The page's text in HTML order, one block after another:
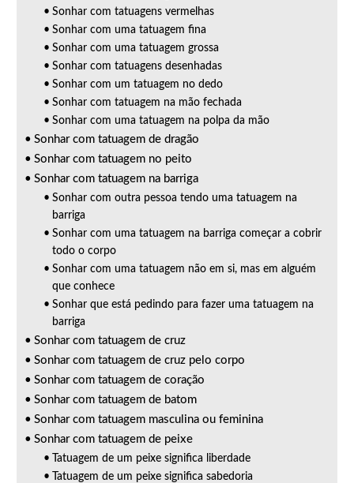
Sonhar com tatuagens vermelhas
Sonhar com uma tatuagem fina
Sonhar com uma tatuagem grossa
Sonhar com tatuagens desenhadas
Sonhar com um tatuagem no dedo
Sonhar com tatuagem na mão fechada
Sonhar com uma tatuagem na polpa da mão
Sonhar com tatuagem de dragão
Sonhar com tatuagem no peito
Sonhar com tatuagem na barriga
Sonhar com outra pessoa tendo uma tatuagem na
barriga
Sonhar com uma tatuagem na barriga começar a cobrir
todo o corpo
Sonhar com uma tatuagem não em si, mas em alguém
que conhece
Sonhar que está pedindo para fazer uma tatuagem na
barriga
Sonhar com tatuagem de cruz
Sonhar com tatuagem de cruz pelo corpo
Sonhar com tatuagem de coração
Sonhar com tatuagem de batom
Sonhar com tatuagem masculina ou feminina
Sonhar com tatuagem de peixe
Tatuagem de um peixe significa liberdade
Tatuagem de um peixe significa sabedoria